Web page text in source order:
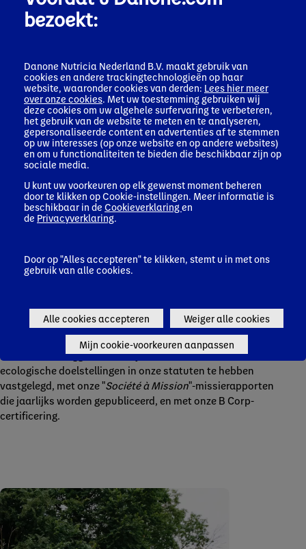
inkomsten. Op landniveau zijn de toplanden de VS, China
en Frankrijk.
Lijst van dochterondernemingen per 31 december
2024
(PDF - 260 KB)
Toonaangevend in onderzoek en
duurzaamheid
Dat stelt ons namelijk in staat smakelijke en toegankelijke
producten te ontwikkelen voor consumenten en patiënten
hebben een robuuste duurzaamheidsstrategie ontwikkeld:
de Danone Impact Journey, gebaseerd op drie pijlers:
gezondheid, natuur en mensen en gemeenschappen. En we
doen wat we zeggen. Door in juni 2020 onze sociale en
ecologische doelstellingen in onze statuten te hebben
vastgelegd, met onze "Société à Mission"-missierapporten
die jaarlijks worden gepubliceerd, en met onze B Corp-
certificering.
bezoekt:
Danone Nutricia Nederland B.V. maakt gebruik van
cookies en andere trackingtechnologieën op haar
website, waaronder cookies van derden: Lees hier meer
over onze cookies. Met uw toestemming gebruiken wij
deze cookies om uw algehele surfervaring te verbeteren,
het gebruik van de website te meten en te analyseren,
gepersonaliseerde content en advertenties af te stemmen
op uw interesses (op onze website en op andere websites)
en om u functionaliteiten te bieden die beschikbaar zijn op
sociale media.
U kunt uw voorkeuren op elk gewenst moment beheren
door te klikken op Cookie-instellingen. Meer informatie is
beschikbaar in de Cookieverklaring en
de Privacyverklaring.
Door op "Alles accepteren" te klikken, stemt u in met ons
gebruik van alle cookies.
Alle cookies accepteren Weiger alle cookies
Mijn cookie-voorkeuren aanpassen